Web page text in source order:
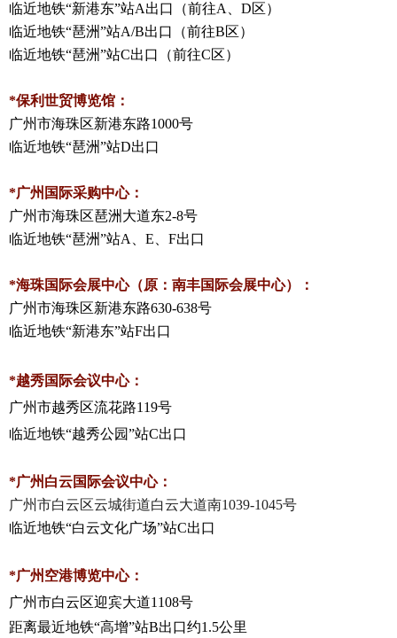
临近地铁“新港东”站A出口（前往A D区）
临近地铁“琶洲”站A/B出口（前往B区）
临近地铁“琶洲”站C出口（前往C区）
*保利世贸博览馆：
广州市海珠区新港东路1000号
临近地铁“琶洲”站D出口
*广州国际采购中心：
广州市海珠区琶洲大道东2-8号
临近地铁“琶洲”站A E F出口
*海珠国际会展中心（原：南丰国际会展中心）：
广州市海珠区新港东路630-638号
临近地铁“新港东”站F出口
*越秀国际会议中心：
广州市越秀区流花路119号
临近地铁“越秀公园”站C出口
*广州白云国际会议中心：
广州市白云区云城街道白云大道南1039-1045号
临近地铁“白云文化广场”站C出口
*广州空港博览中心：
广州市白云区迎宾大道1108号
距离最近地铁“高增”站B出口约1.5公里